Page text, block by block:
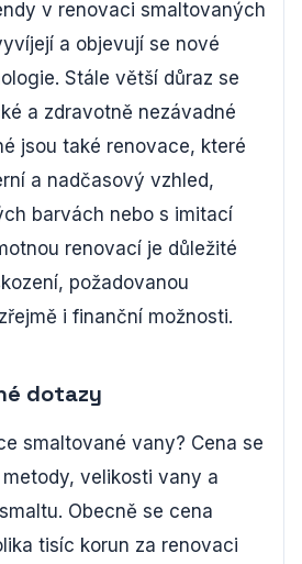
v renovaci smaltovaných
a objevují se nové
Stále větší důraz se
a zdravotně nezávadné
jsou také renovace, které
a nadčasový vzhled,
barvách nebo s imitací
renovací je důležité
požadovanou
i finanční možnosti.
dotazy
smaltované vany? Cena se
metody, velikosti vany a
Obecně se cena
tisíc korun za renovaci